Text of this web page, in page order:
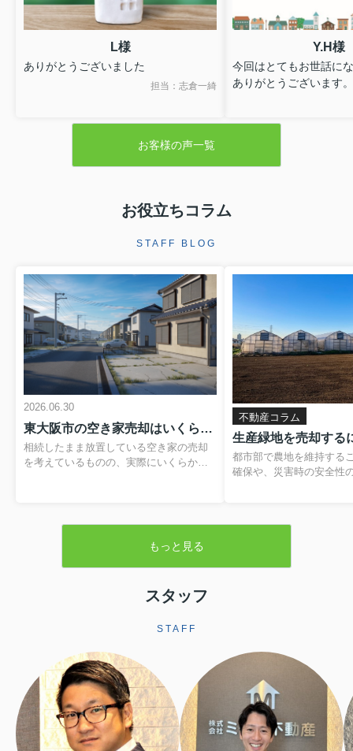
L様
ありがとうございました
担当：志倉一綺
Y.H様
今回はとてもお世話に
ありがとうございます。
お客様の声一覧
お役立ちコラム
STAFF BLOG
2026.06.30
東大阪市の空き家売却はいくらかかる？費用や税金の内訳と負担を抑える方法
相続したまま放置している空き家の売却
を考えているものの、実際にいくらかか
重なると、最終的に手元に残る金額のイ
譲渡所得税や住民税といった税金、空き
家の譲渡所得の3,000万円特別控除といっ
ておくことが大切です。この記事では、
やすい費用や税金の基本から、解体費補
法まで、順を追って分かりやすく解説し
ます。読み進めていただくことで、おお
よその手取り額の考...
不動産コラム
都市部で農地を維持する
確保や、災害時の安全性
ことで、農業以外の用途
されますが、その一方で
地並みの評価となり、税
ます。また、相続税に...
もっと見る
スタッフ
STAFF